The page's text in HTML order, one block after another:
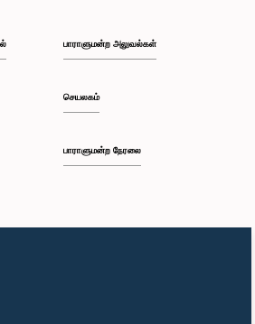
பாராளுமன்ற அலுவல்கள்
செயலகம்
பாராளுமன்ற நேரலை